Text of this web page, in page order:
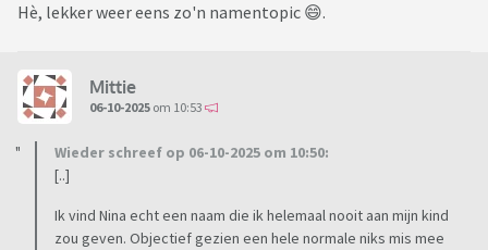
Hè, lekker weer eens zo'n namentopic 😄.
Mittie
06-10-2025 om 10:53
Wieder schreef op 06-10-2025 om 10:50:
[..]
Ik vind Nina echt een naam die ik helemaal nooit aan mijn kind
zou geven. Objectief gezien een hele normale niks mis mee